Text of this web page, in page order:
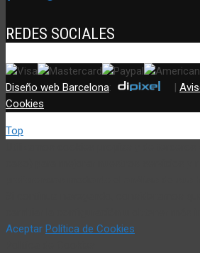
REDES SOCIALES
Diseño web Barcelona: |
Cookies
Top
Aceptar Política de Cookies